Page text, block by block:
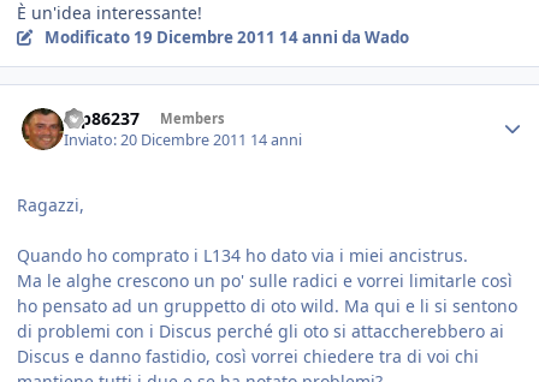
È un'idea interessante!
Modificato 19 Dicembre 2011 14 anni da Wado
mp86237 Members
Inviato:20 Dicembre 2011 14 anni
Ragazzi,
Quando ho comprato i L134 ho dato via i miei ancistrus.
Ma le alghe crescono un po' sulle radici e vorrei limitarle così
ho pensato ad un gruppetto di oto wild. Ma qui e li si sentono
di problemi con i Discus perché gli oto si attaccherebbero ai
Discus e danno fastidio, così vorrei chiedere tra di voi chi